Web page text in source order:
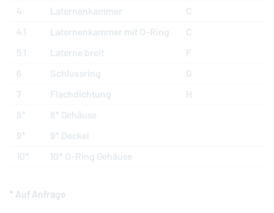
4 Laternenkammer
C
4.1
Laternenkammer mit O-Ring
C
5.1
Laterne breit
F
6
Schlussring
G
7
Flachdichtung
H
8*
8* Gehäuse
9*
9* Deckel
10*
10* O-Ring Gehäuse
* Auf Anfrage